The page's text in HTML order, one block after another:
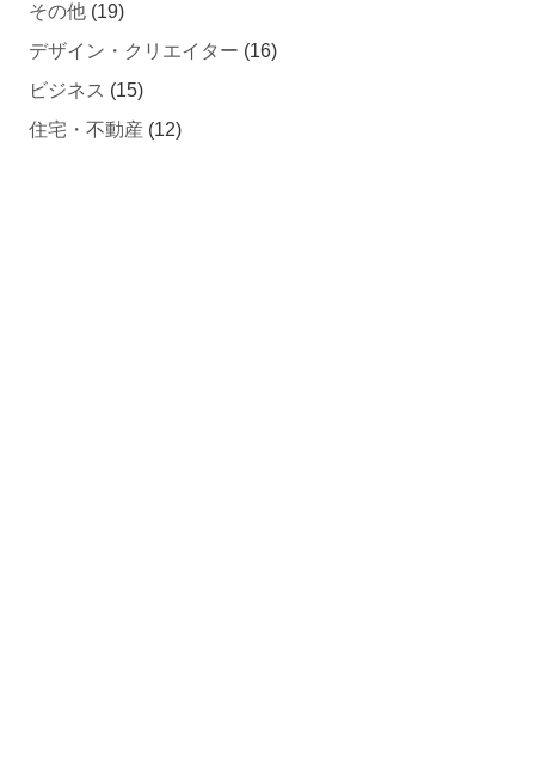
その他 (19)
デザイン・クリエイター (16)
ビジネス (15)
住宅・不動産 (12)